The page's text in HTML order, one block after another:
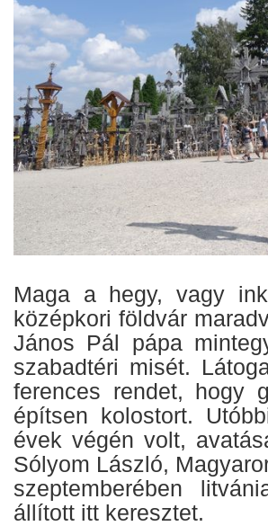
Maga a hegy, vagy
középkori földvár
János Pál pápa
szabadtéri misét.
ferences rendet, hogy
építsen kolostort.
évek végén volt,
Sólyom László,
szeptemberében
állított itt keresztet.